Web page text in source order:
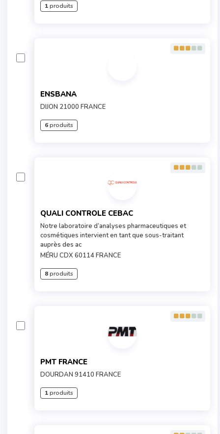
1produits
ENSBANA
DIJON 21000 FRANCE
6produits
QUALI CONTROLE CEBAC
Notre laboratoire d’analyses pharmaceutiques et
cosmétiques intervient en tant que sous-traitant
auprès des ac
MÉRU CDX 60114 FRANCE
8produits
PMT FRANCE
DOURDAN 91410 FRANCE
1produits